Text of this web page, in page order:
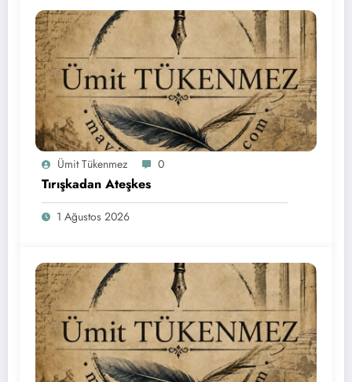
Ümit Tükenmez 0
Tırışkadan Ateşkes
1 Ağustos 2026